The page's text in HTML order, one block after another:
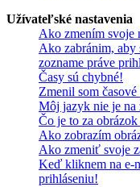
Užívateľské nastavenia
Ako zmením svoje
Ako zabránim,
zozname práve
Časy sú chybné!
Zmenil som
Môj jazyk nie je na
Čo je to za
Ako zobrazím
Ako zmeniť svoje
Keď kliknem na e-
prihláseniu!